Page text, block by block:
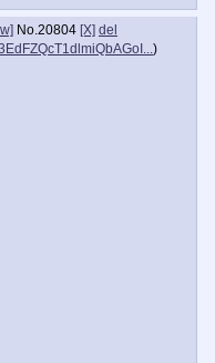
No.20804 [X] del
)